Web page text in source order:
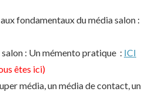
fondamentaux du média salon :
: Un mémento pratique : ICI
êtes ici)
média, un média de contact, un